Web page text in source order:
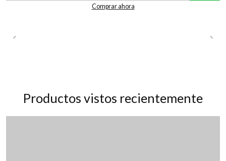
Comprar ahora
Productos vistos recientemente